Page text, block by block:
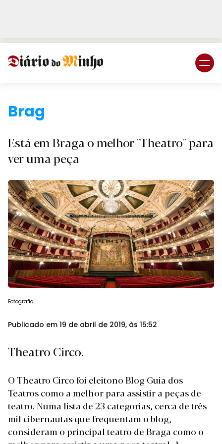
Braga.
Está em Braga o melhor "Theatro" para
ver uma peça
Fotografia
Publicado em 19 de abril de 2019, às 15:52
Theatro Circo.
O Theatro Circo foi eleitonoBlog Guia dos
Teatros como a melhor para assistir a peças de
teatro. Numa lista de 23 categorias, cerca de três
mil cibernautas que frequentam o blog,
consideram o principal teatro de Braga como o